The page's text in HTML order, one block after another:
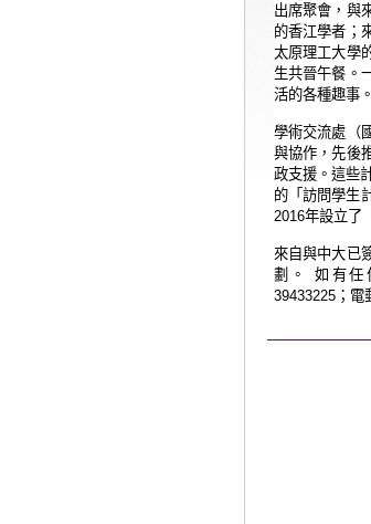
出席聚會，與
的香江學者；
太原理工大學
生共晉午餐。
活的各種趣事。
學術交流處（
與協作，先後
政支援。這些
的「訪問學生
2016年設立了
來自與中大已
劃。
如有任
39433225；電